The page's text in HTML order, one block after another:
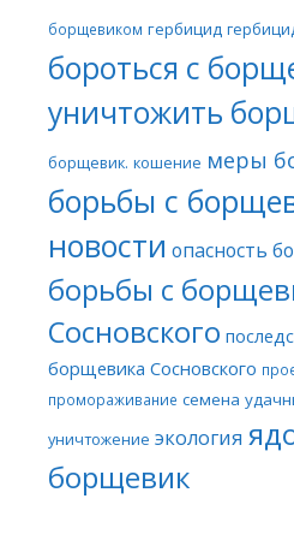
борщевиком гербицид
бороться с
уничтожить
борщевик. кошение меры
борьбы с
новости опасность
борьбы с
Сосновского
борщевика Сосновского
промораживание семена
уничтожение экология
борщевик